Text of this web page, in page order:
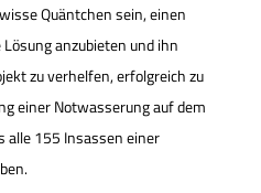
Quäntchen sein, einen
anzubieten und ihn
zu verhelfen, erfolgreich zu
einer Notwasserung auf dem
alle 155 Insassen einer